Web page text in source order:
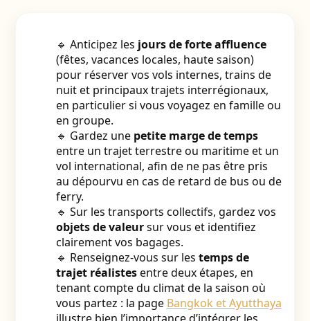
🔹 Anticipez les jours de forte affluence
(fêtes, vacances locales, haute saison)
pour réserver vos vols internes, trains de
nuit et principaux trajets interrégionaux,
en particulier si vous voyagez en famille ou
en groupe.
🔹 Gardez une petite marge de temps
entre un trajet terrestre ou maritime et un
vol international, afin de ne pas être pris
au dépourvu en cas de retard de bus ou de
ferry.
🔹 Sur les transports collectifs, gardez vos
objets de valeursur vous et identifiez
clairement vos bagages.
🔹 Renseignez-vous sur les temps de
trajet réalistesentre deux étapes, en
tenant compte du climat de la saison où
vous partez : la page Bangkok et Ayutthaya